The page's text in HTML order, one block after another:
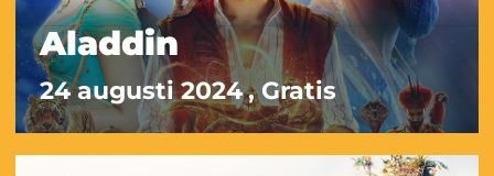
Aladdin
24 augusti 2024, Gratis